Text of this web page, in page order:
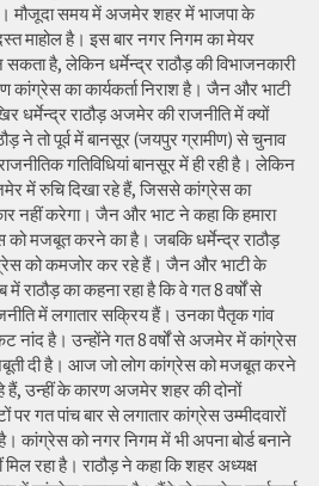
है। मौजूदा समय में अजमेर शहर में भाजपा के
माहोल है। इस बार नगर निगम का मेयर
है, लेकिन धर्मेन्द्र राठौड़ की विभाजनकारी
कांग्रेस का कार्यकर्ता निराश है। जैन और भाटी
धर्मेन्द्र राठौड़ अजमेर की राजनीति में क्यों
ने तो पूर्व में बानसूर (जयपुर ग्रामीण) से चुनाव
गतिविधियां बानसूर में ही रही है। लेकिन
में रुचि दिखा रहे हैं, जिससे कांग्रेस का
नहीं करेगा। जैन और भाट ने कहा कि हमारा
को मजबूत करने का है। जबकि धर्मेन्द्र राठौड़
को कमजोर कर रहे हैं। जैन और भाटी के
राठौड़ का कहना रहा है कि वे गत 8 वर्षों से
में लगातार सक्रिय हैं। उनका पैतृक गांव
नांद है। उन्होंने गत 8 वर्षों से अजमेर में कांग्रेस
दी है। आज जो लोग कांग्रेस को मजबूत करने
हैं, उन्हीं के कारण अजमेर शहर की दोनों
पर गत पांच बार से लगातार कांग्रेस उम्मीदवारों
है। कांग्रेस को नगर निगम में भी अपना बोर्ड बनाने
रहा है। राठौड़ ने कहा कि शहर अध्यक्ष